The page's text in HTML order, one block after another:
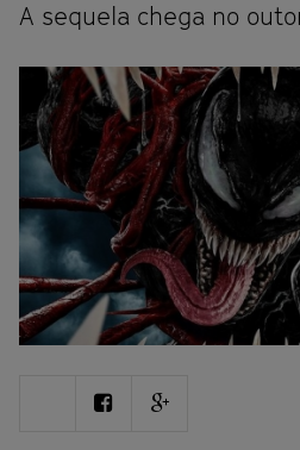
A sequela chega no
ShareShare Share